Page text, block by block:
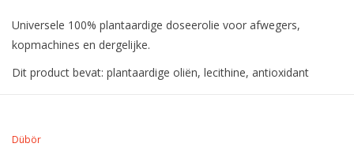
Universele 100% plantaardige doseerolie voor afwegers,
kopmachines en dergelijke.
Dit product bevat: plantaardige oliën, lecithine, antioxidant
Dübör